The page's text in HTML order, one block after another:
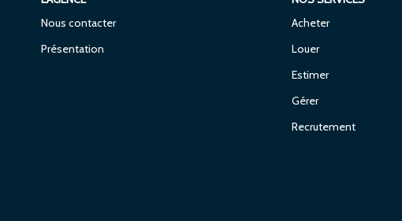
Nous contacter
Présentation
Acheter
Louer
Estimer
Gérer
Recrutement